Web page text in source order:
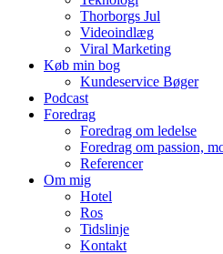
Thorborgs Jul
Videoindlæg
Viral Marketing
Køb min bog
Kundeservice Bøger
Podcast
Foredrag
Foredrag om ledelse
Foredrag om passion,
Referencer
Om mig
Hotel
Ros
Tidslinje
Kontakt